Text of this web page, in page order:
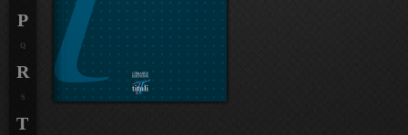
P
Q
R
S
T